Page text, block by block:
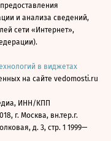
и анализа сведений,
сети «Интернет»,
в виджетах
на сайте vedomosti.ru
ИНН/КПП
г. Москва, вн.тер.г.
д. 3, стр. 1 1999—